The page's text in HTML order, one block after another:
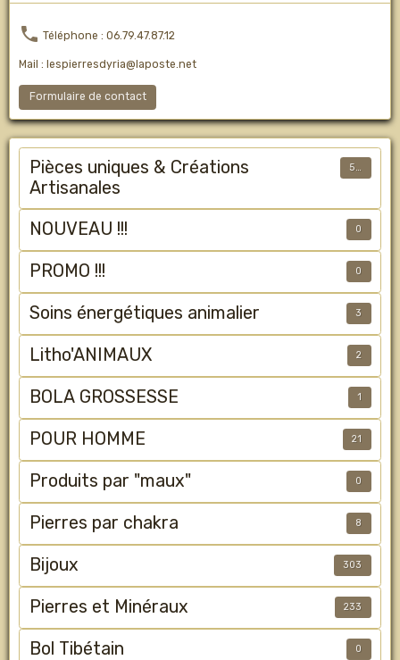
Téléphone : 06.79.47.87.12
Mail : lespierresdyria@laposte.net
Formulaire de contact
Pièces uniques & Créations
Artisanales
50
NOUVEAU !!! 0
PROMO !!! 0
Soins énergétiques animalier 3
Litho'ANIMAUX 2
BOLA GROSSESSE 1
POUR HOMME 21
Produits par "maux" 0
Pierres par chakra 8
Bijoux 303
Pierres et Minéraux 233
Bol Tibétain 0